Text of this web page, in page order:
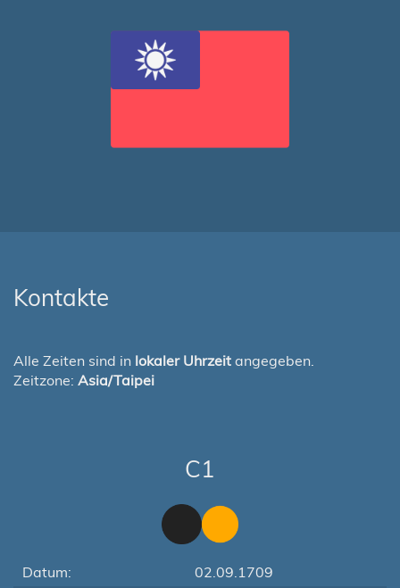
Kontakte
Alle Zeiten sind in lokaler Uhrzeit angegeben.
Zeitzone: Asia/Taipei
C1
Datum:
02.09.1709